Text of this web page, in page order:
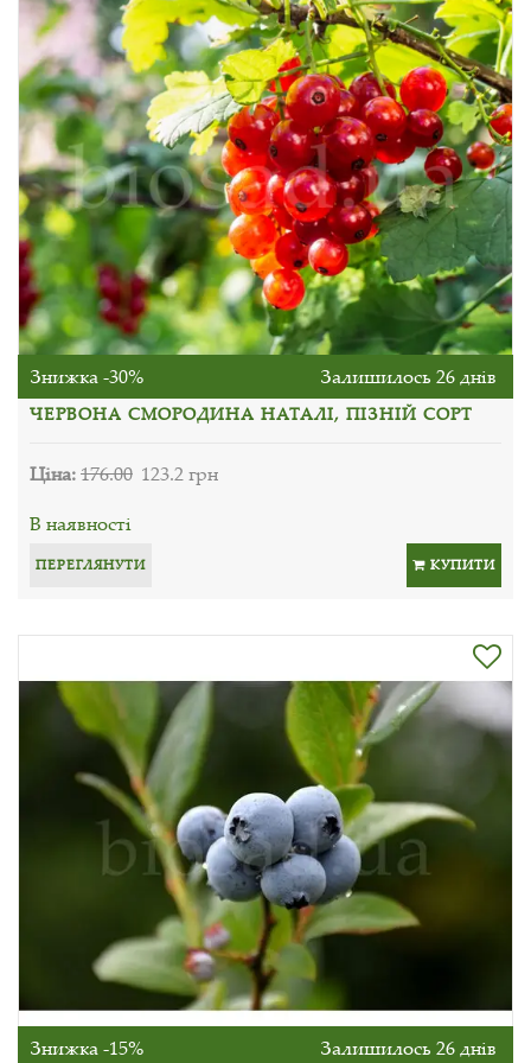
Знижка -30% Залишилось 26 днів
ЧЕРВОНА СМОРОДИНА НАТАЛІ, ПІЗНІЙ СОРТ
Ціна:176.00 123.2 грн
В наявності
ПЕРЕГЛЯНУТИ КУПИТИ
Знижка -15% Залишилось 26 днів